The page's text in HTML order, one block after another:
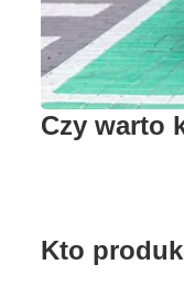
Czy warto
Kto